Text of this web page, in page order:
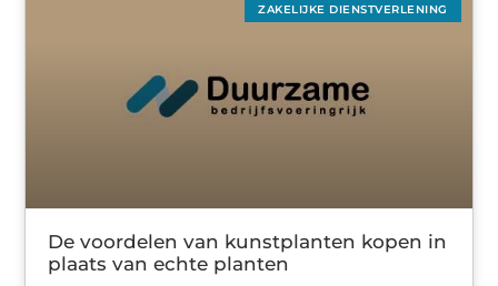
ZAKELIJKE DIENSTVERLENING
De voordelen van kunstplanten kopen in
plaats van echte planten